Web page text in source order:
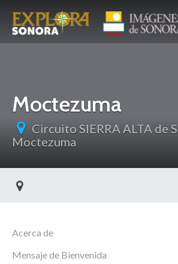
Moctezuma
Circuito SIERRA ALTA de
Moctezuma
Acerca de
Mensaje de Bienvenida